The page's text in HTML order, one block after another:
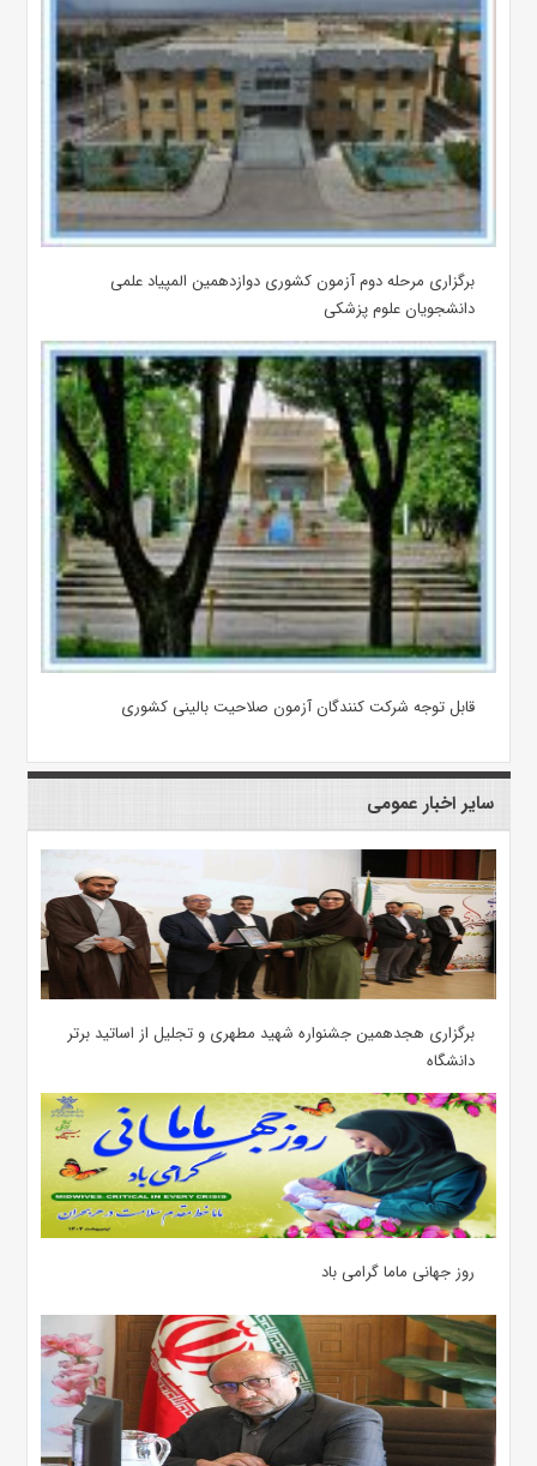
برگزاری مرحله دوم آزمون کشوری دوازدهمین المپیاد علمی
دانشجویان علوم پزشکی
قابل توجه شرکت کنندگان آزمون صلاحیت بالینی کشوری
سایر اخبار عمومی
برگزاری هجدهمین جشنواره شهید مطهری و تجلیل از اساتید برتر
دانشگاه
روز جهانی ماما گرامی باد